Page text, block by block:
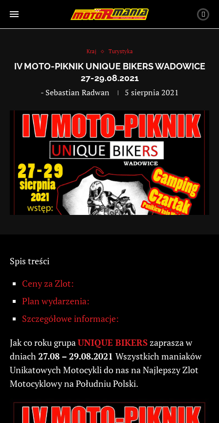
Kraj Turystyka
IV MOTO-PIKNIK UNIQUE BIKERS WADOWICE
27-29.08.2021
- Sebastian Radwan 5 sierpnia 2021
Spis treści
Ceny za Zlot:
Plan wydarzenia:
Szczegółowe informacje:
Jak co roku grupa UNIQUE BIKERS zaprasza w
dniach 27.08 – 29.08.2021 Wszystkich maniaków
Unikatowych Motocykli do nas na Najlepszy Zlot
Motocyklowy na Południu Polski.